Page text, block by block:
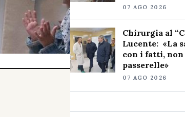
07 AGO 2026
Chirurgia al
Lucente: «La
con i fatti, non
passerelle»
07 AGO 2026